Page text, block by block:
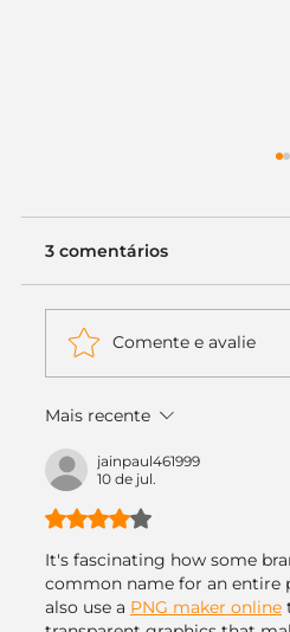
Marca que Reflete
Profissionalismo
3 comentários
Comente e avalie
Mais recente
jainpaul461999
10 de jul.
Avaliado com 4 de 5
It's fascinating how some
common name for an entire
also use a PNG maker online